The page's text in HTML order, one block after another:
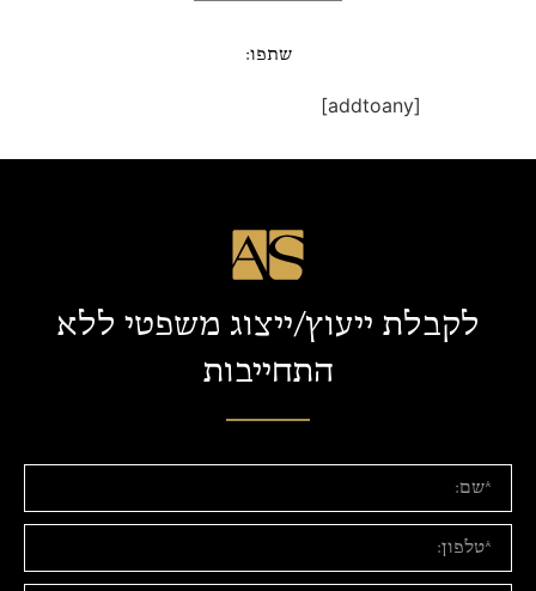
שתפו:
[addtoany]
לקבלת ייעוץ/ייצוג משפטי ללא
התחייבות